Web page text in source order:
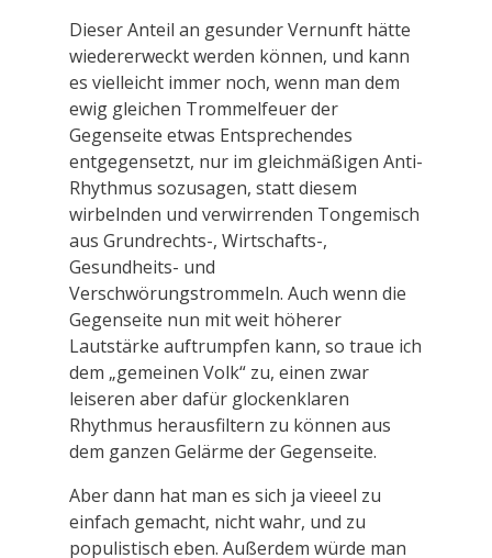
Dieser Anteil an gesunder Vernunft hätte
wiedererweckt werden können, und kann
es vielleicht immer noch, wenn man dem
ewig gleichen Trommelfeuer der
Gegenseite etwas Entsprechendes
entgegensetzt, nur im gleichmäßigen Anti-
Rhythmus sozusagen, statt diesem
wirbelnden und verwirrenden Tongemisch
aus Grundrechts-, Wirtschafts-,
Gesundheits- und
Verschwörungstrommeln. Auch wenn die
Gegenseite nun mit weit höherer
Lautstärke auftrumpfen kann, so traue ich
dem „gemeinen Volk“ zu, einen zwar
leiseren aber dafür glockenklaren
Rhythmus herausfiltern zu können aus
dem ganzen Gelärme der Gegenseite.
Aber dann hat man es sich ja vieeel zu
einfach gemacht, nicht wahr, und zu
populistisch eben. Außerdem würde man